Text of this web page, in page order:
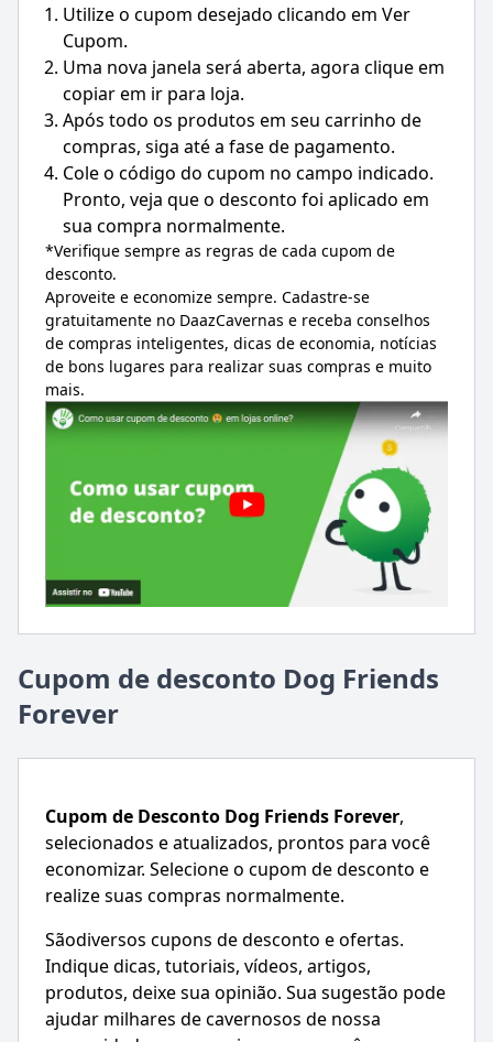
Utilize o cupom desejado clicando em Ver
Cupom.
Uma nova janela será aberta, agora clique em
copiar em ir para loja.
Após todo os produtos em seu carrinho de
compras, siga até a fase de pagamento.
Cole o código do cupom no campo indicado.
Pronto, veja que o desconto foi aplicado em
sua compra normalmente.
*Verifique sempre as regras de cada cupom de
desconto.
Aproveite e economize sempre. Cadastre-se
gratuitamente no DaazCavernas e receba conselhos
de compras inteligentes, dicas de economia, notícias
de bons lugares para realizar suas compras e muito
mais.
Cupom de desconto Dog Friends
Forever
Cupom de Desconto Dog Friends Forever,
selecionados e atualizados, prontos para você
economizar. Selecione o cupom de desconto e
realize suas compras normalmente.
Sãodiversos cupons de desconto e ofertas.
Indique dicas, tutoriais, vídeos, artigos,
produtos, deixe sua opinião. Sua sugestão pode
ajudar milhares de cavernosos de nossa